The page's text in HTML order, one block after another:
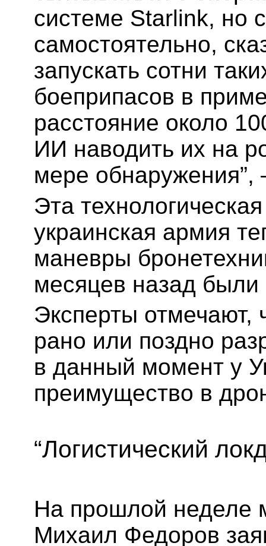
системе Starlink, но
самостоятельно,
запускать сотни
боеприпасов в
расстояние около
ИИ наводить их на
мере
Эта
украинская армия
маневры
месяцев назад
Эксперты отмечают,
рано или поздно
в данный момент у
преимущество в
“Логистический
На прошлой неделе
Михаил Федоров